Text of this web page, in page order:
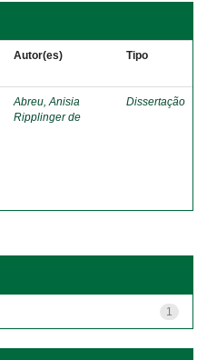
Autor(es) Tipo
Abreu, Anisia
Ripplinger de
Dissertação
1